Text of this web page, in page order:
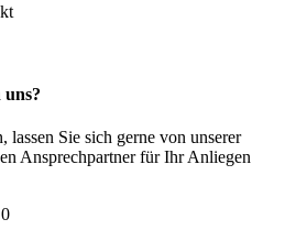
uns?
lassen Sie sich gerne von unserer
Ansprechpartner für Ihr Anliegen